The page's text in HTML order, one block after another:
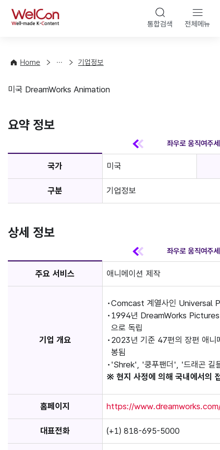
WelCon 통합검색 전체메뉴
Home
컨
팅
해
기
정
기업정보
기업정보
미국 DreamWorks Animation
요약 정보
국가 미국
구분 기업정보
상세 정보
주요 서비스 애니메이션 제작
기업 개요
Comcast 계열사인 Universal
1994년 DreamWorks Pictures
으로 독립
2023년 기준 47편의 장편 애니
봉됨
'Shrek', '쿵푸팬더', '드래곤 길
※ 현지 사정에 의해 국내에서의
홈페이지 https://
대표전화 (+1) 818-695-5000